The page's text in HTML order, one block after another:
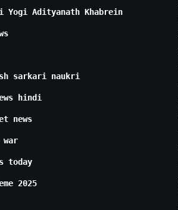
Yogi Adityanath Khabrein
sarkari naukri
hindi
news
today
2025